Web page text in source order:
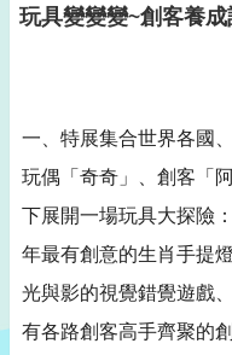
玩具變變變~創客養
一、特展集合世界各國
玩偶「奇奇」、創客「
下展開一場玩具大探險
年最有創意的生肖手提
光與影的視覺錯覺遊戲
有各路創客高手齊聚的